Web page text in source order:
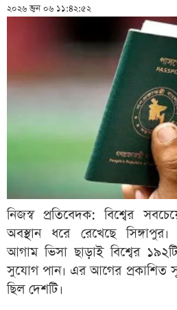
২০২৬ জুন ০৬ ১১:৪২:৫২
নিজস্ব প্রতিবেদক: বিশ্বের
অবস্থান ধরে রেখেছে সিঙ্গাপুর।
আগাম ভিসা ছাড়াই বিশ্বের
সুযোগ পান। এর আগের প্রকাশিত
ছিল দেশটি।